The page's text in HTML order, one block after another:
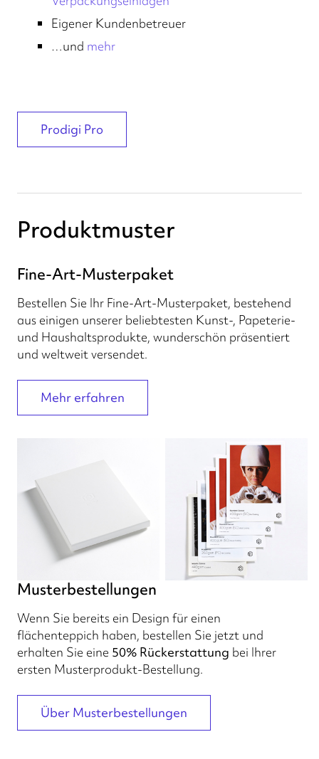
Eigener Kundenbetreuer
…und mehr
Prodigi Pro
Produktmuster
Fine-Art-Musterpaket
Bestellen Sie Ihr Fine-Art-Musterpaket, bestehend
aus einigen unserer beliebtesten Kunst-, Papeterie-
und Haushaltsprodukte, wunderschön präsentiert
und weltweit versendet.
Mehr erfahren
Musterbestellungen
Wenn Sie bereits ein Design für einen
flächenteppich haben, bestellen Sie jetzt und
erhalten Sie eine 50% Rückerstattung bei Ihrer
ersten Musterprodukt-Bestellung.
Über Musterbestellungen